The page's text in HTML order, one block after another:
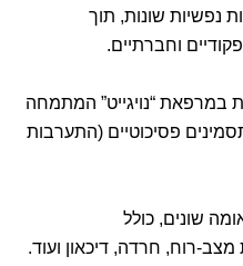
נפשיות שונות, תוך
וחברתיים.
במרפאת “נויגייט” המתמחה
פסיכוטיים (התערבות
שונים, כולל
רוח, חרדה, דיכאון ועוד.